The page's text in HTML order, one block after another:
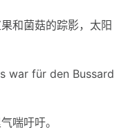
和菌菇的踪影，太阳
war für den Bussard
喘吁吁。